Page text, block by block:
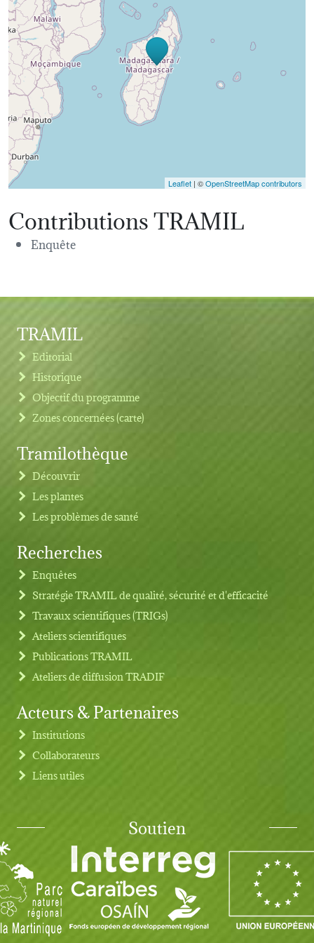
Leaflet | ©OpenStreetMap contributors
Contributions TRAMIL
Enquête
Footer menu
TRAMIL
Editorial
Historique
Objectif du programme
Zones concernées (carte)
Tramilothèque
Découvrir
Les plantes
Les problèmes de santé
Recherches
Enquêtes
Stratégie TRAMIL de qualité, sécurité et d'efficacité
Travaux scientifiques (TRIGs)
Ateliers scientifiques
Publications TRAMIL
Ateliers de diffusion TRADIF
Acteurs & Partenaires
Institutions
Collaborateurs
Liens utiles
Soutien